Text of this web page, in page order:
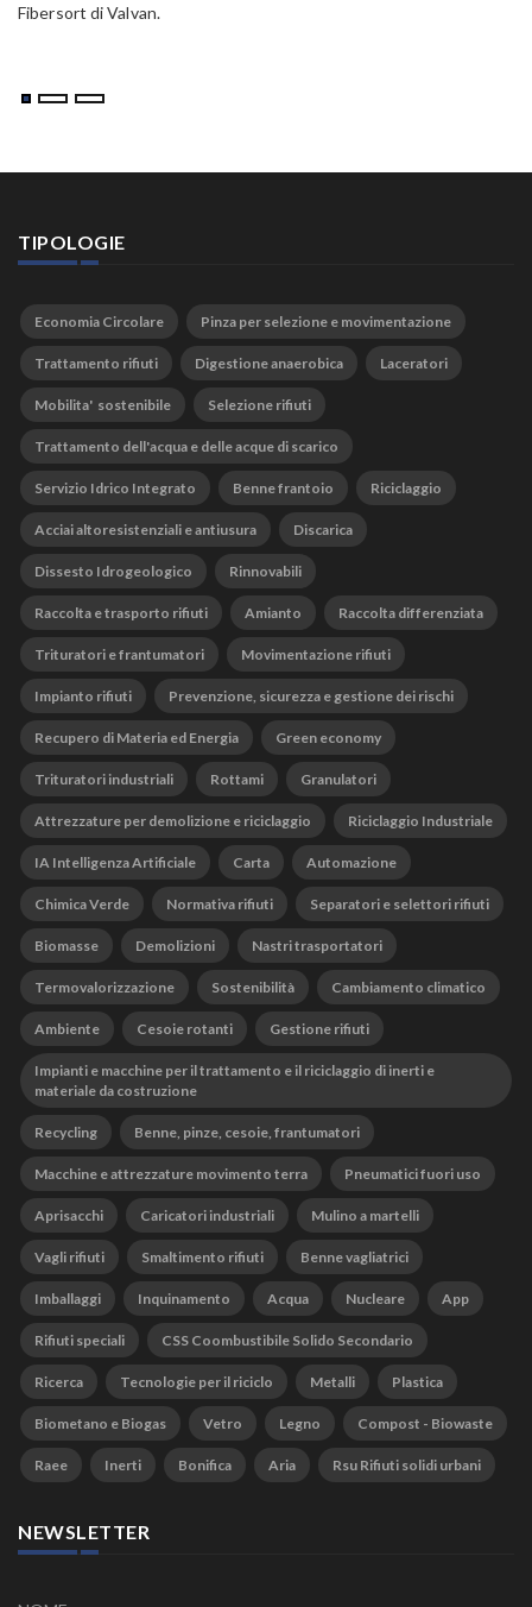
Fibersort di Valvan.
TIPOLOGIE
Economia Circolare Pinza per selezione e movimentazione
Trattamento rifiuti Digestione anaerobica Laceratori
Mobilita' sostenibile Selezione rifiuti
Trattamento dell'acqua e delle acque di scarico
Servizio Idrico Integrato Benne frantoio Riciclaggio
Acciai altoresistenziali e antiusura Discarica
Dissesto Idrogeologico Rinnovabili
Raccolta e trasporto rifiuti Amianto Raccolta differenziata
Trituratori e frantumatori Movimentazione rifiuti
Impianto rifiuti Prevenzione, sicurezza e gestione dei rischi
Recupero di Materia ed Energia Green economy
Trituratori industriali Rottami Granulatori
Attrezzature per demolizione e riciclaggio Riciclaggio Industriale
IA Intelligenza Artificiale Carta Automazione
Chimica Verde Normativa rifiuti Separatori e selettori rifiuti
Biomasse Demolizioni Nastri trasportatori
Termovalorizzazione Sostenibilità Cambiamento climatico
Ambiente Cesoie rotanti Gestione rifiuti
Impianti e macchine per il trattamento e il riciclaggio di inerti e
materiale da costruzione
Recycling Benne, pinze, cesoie, frantumatori
Macchine e attrezzature movimento terra Pneumatici fuori uso
Aprisacchi Caricatori industriali Mulino a martelli
Vagli rifiuti Smaltimento rifiuti Benne vagliatrici
Imballaggi Inquinamento Acqua Nucleare App
Rifiuti speciali CSS Coombustibile Solido Secondario
Ricerca Tecnologie per il riciclo Metalli Plastica
Biometano e Biogas Vetro Legno Compost - Biowaste
Raee Inerti Bonifica Aria Rsu Rifiuti solidi urbani
NEWSLETTER